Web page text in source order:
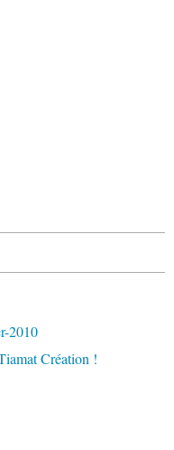
2010
Création !